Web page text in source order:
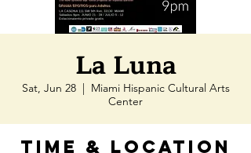
La Luna
Sat, Jun 28
  |
Miami Hispanic Cultural Arts
Center
Time & Location